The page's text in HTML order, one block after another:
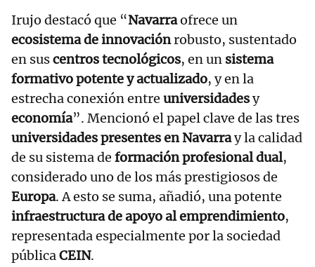
Irujo destacó que “Navarraofrece un
ecosistema de innovaciónrobusto, sustentado
en suscentros tecnológicos, en un sistema
formativo potente y actualizado, y en la
estrecha conexión entre universidadesy
economía”. Mencionó el papel clave de las tres
universidades presentes en Navarray la calidad
de su sistema de formación profesional dual,
considerado uno de los más prestigiosos de
Europa. A esto se suma, añadió, una potente
infraestructura de apoyo al emprendimiento,
representada especialmente por la sociedad
públicaCEIN.